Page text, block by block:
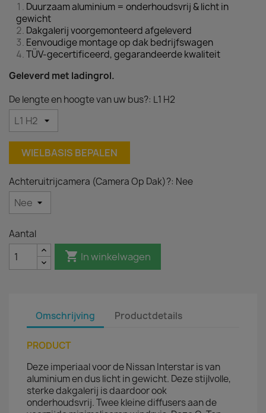
Duurzaam aluminium = onderhoudsvrij & licht in
gewicht
Dakgalerij voorgemonteerd afgeleverd
Eenvoudige montage op dak bedrijfswagen
TÜV-gecertificeerd, gegarandeerde kwaliteit
Geleverd met ladingrol.
De lengte en hoogte van uw bus?: L1 H2
WIELBASIS BEPALEN
Achteruitrijcamera (Camera Op Dak)?: Nee
Aantal
 In winkelwagen
Omschrijving Productdetails
PRODUCT
Deze imperiaal voor de Nissan Interstar is van
aluminium en dus licht in gewicht. Deze stijlvolle,
sterke dakgalerij is daardoor ook
onderhoudsvrij. Twee kleine diffusers aan de